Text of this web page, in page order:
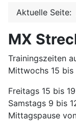
Aktuelle Seite:
MX
Trainingszeiten
Mittwochs 15 bis
Freitags 15 bis
Samstags 9 bis
Mittagspause